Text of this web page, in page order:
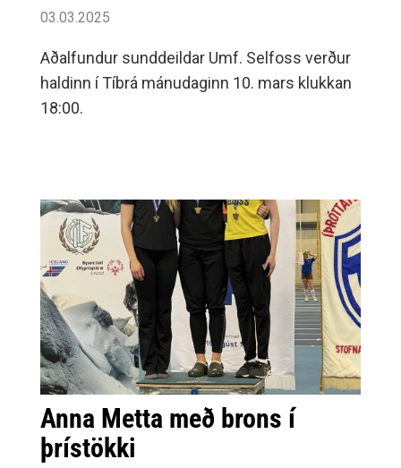
03.03.2025
Aðalfundur sunddeildar Umf. Selfoss verður
haldinn í Tíbrá mánudaginn 10. mars klukkan
18:00.
Anna Metta með brons í
þrístökki